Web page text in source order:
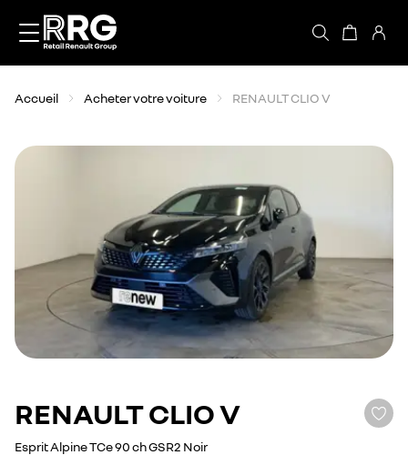
Accueil Acheter votre voiture RENAULT CLIO V
RENAULTCLIO V
Esprit Alpine TCe 90 ch GSR2 Noir